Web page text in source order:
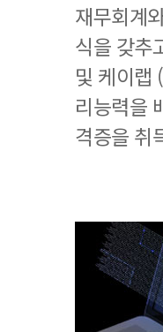
재무회계
식을 갖추
및 케이랩
리능력을
격증을 취